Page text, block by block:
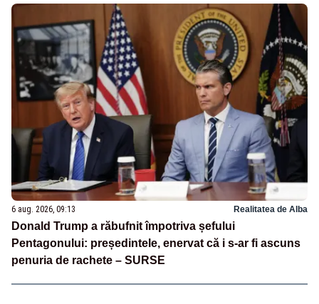
6 aug. 2026, 09:13 Realitatea de Alba
Donald Trump a răbufnit împotriva șefului
Pentagonului: președintele, enervat că i s-ar fi ascuns
penuria de rachete – SURSE